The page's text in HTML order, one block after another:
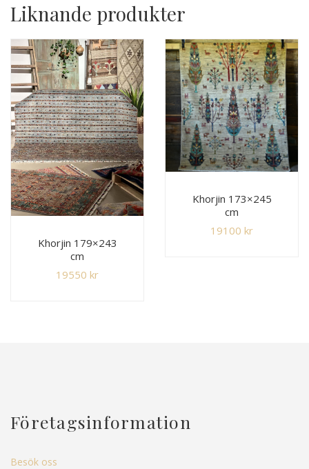
Liknande produkter
Khorjin 179×243
cm
19550 kr
Khorjin 173×245
cm
19100 kr
Företagsinformation
Besök oss